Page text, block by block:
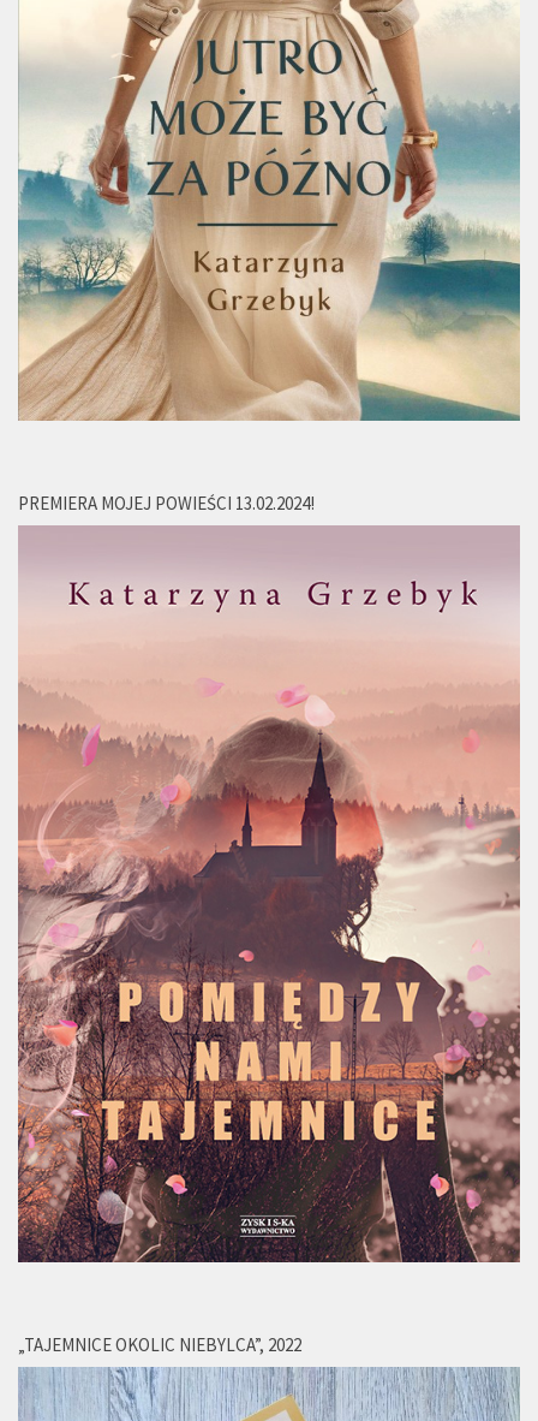
PREMIERA MOJEJ POWIEŚCI 13.02.2024!
„TAJEMNICE OKOLIC NIEBYLCA”, 2022